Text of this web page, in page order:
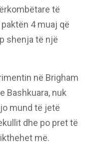
të
4 muaj që
shenja të një
në Brigham
Bashkuara, nuk
mund të jetë
dhe po pret të
më.